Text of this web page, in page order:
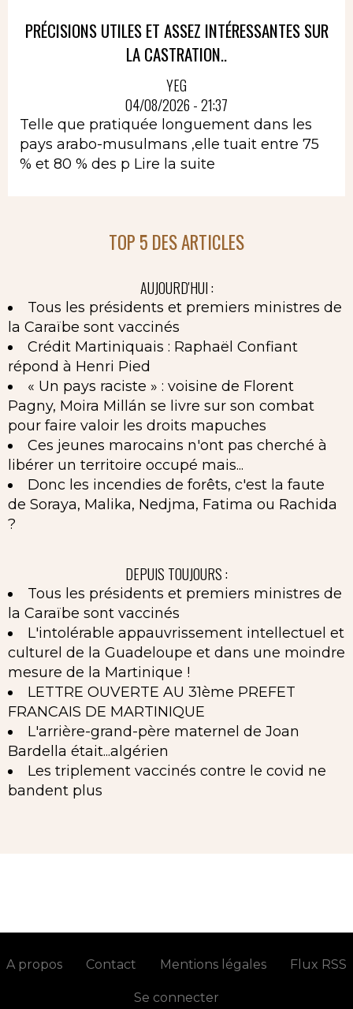
PRÉCISIONS UTILES ET ASSEZ INTÉRESSANTES SUR
LA CASTRATION..
YEG
04/08/2026 - 21:37
Telle que pratiquée longuement dans les
pays arabo-musulmans ,elle tuait entre 75
% et 80 % des p Lire la suite
TOP 5 DES ARTICLES
AUJOURD'HUI :
Tous les présidents et premiers ministres de
la Caraïbe sont vaccinés
Crédit Martiniquais : Raphaël Confiant
répond à Henri Pied
« Un pays raciste » : voisine de Florent
Pagny, Moira Millán se livre sur son combat
pour faire valoir les droits mapuches
Ces jeunes marocains n'ont pas cherché à
libérer un territoire occupé mais...
Donc les incendies de forêts, c'est la faute
de Soraya, Malika, Nedjma, Fatima ou Rachida
?
DEPUIS TOUJOURS :
Tous les présidents et premiers ministres de
la Caraïbe sont vaccinés
L'intolérable appauvrissement intellectuel et
culturel de la Guadeloupe et dans une moindre
mesure de la Martinique !
LETTRE OUVERTE AU 31ème PREFET
FRANCAIS DE MARTINIQUE
L'arrière-grand-père maternel de Joan
Bardella était...algérien
Les triplement vaccinés contre le covid ne
bandent plus
A propos Contact Mentions légales Flux RSS
Se connecter